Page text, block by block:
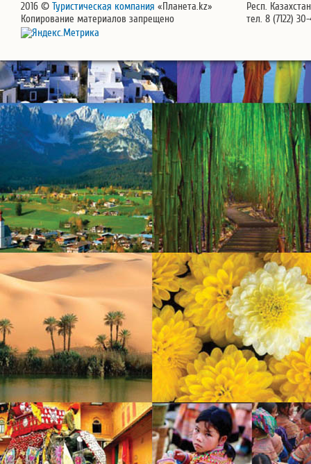
2016 © Туристическая компания «Планета.kz»
Копирование материалов запрещено
Респ.
тел. 8 (7122)